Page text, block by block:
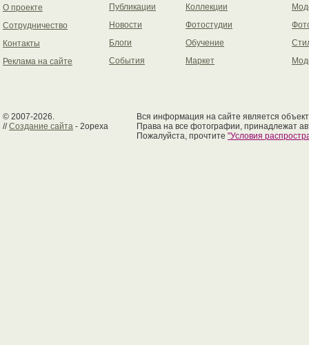
О проекте
Сотрудничество
Контакты
Реклама на сайте
Публикации
Новости
Блоги
События
Коллекции
Фотостудии
Обучение
Маркет
© 2007-2026.
//Создание сайта - 2opexa
Вся информация на сайте является
Права на все фотографии, принадлежат
Пожалуйста, прочтите "Условия